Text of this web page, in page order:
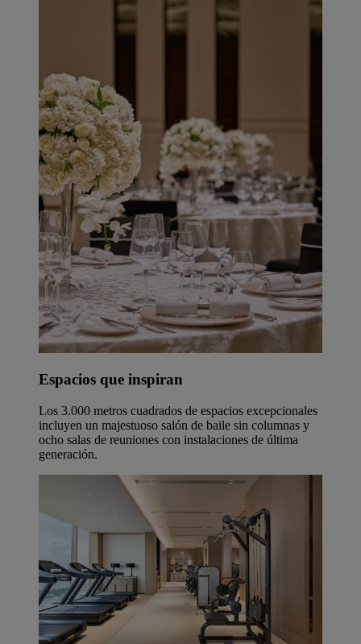
Espacios que inspiran
Los 3.000 metros cuadrados de espacios excepcionales
incluyen un majestuoso salón de baile sin columnas y
ocho salas de reuniones con instalaciones de última
generación.